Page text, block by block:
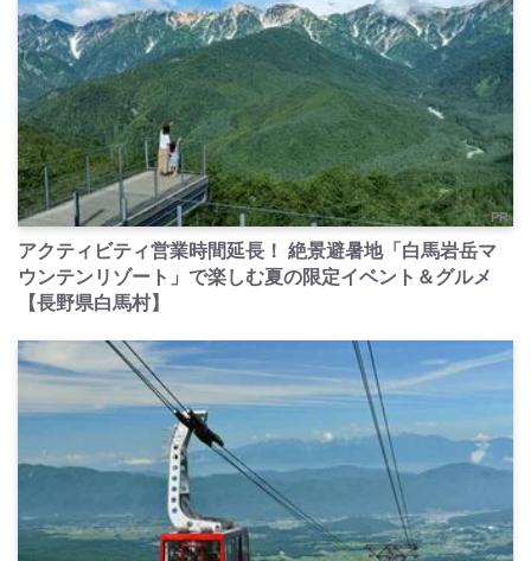
PR
アクティビティ営業時間延長！ 絶景避暑地「白馬岩岳マ
ウンテンリゾート」で楽しむ夏の限定イベント＆グルメ
【長野県白馬村】